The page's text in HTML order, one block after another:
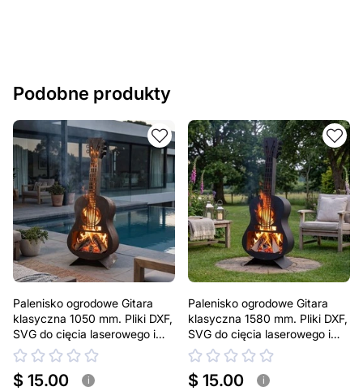
Podobne produkty
Palenisko ogrodowe Gitara
klasyczna 1050 mm. Pliki DXF,
SVG do cięcia laserowego i
plazmowego
$ 15.00 i
Palenisko ogrodowe Gitara
klasyczna 1580 mm. Pliki DXF,
SVG do cięcia laserowego i
plazmowego
$ 15.00 i